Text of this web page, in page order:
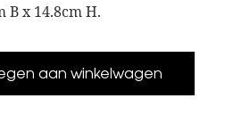
B x 14.8cm H.
aan winkelwagen